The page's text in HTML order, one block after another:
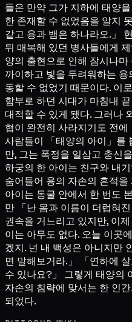
들은 만약 그가 지하에 태양
한 존재할 수 없었음을 알지
같고 용과 뱀은 하나라오.」
뒤 매복해 있던 병사들에게
양의 출현으로 인해 잠시나
까이하고 빛을 두려워하는
동할 수 없었기 때문이다. 이
함부로 하던 시대가 마침내
대적할 수 있게 됐다. 그러나
협이 완전히 사라지기도 전
사람들이 「태양의 아이」를
만, 그는 폭정을 일삼고 충신
하궁의 한 아이는 친구와 내
숨어들어 용의 자손의 흔적
아이는 동굴 안에서 한 번도
만 「난 몸과 이름이 더럽혀
권속을 거느리고 있지만, 이
이는 아무도 없다. 오늘 이곳
겠지. 넌 내 백성은 아니지만
면 말해보거라.」 「연하에
수 있나요?」 그렇게 태양의
자손의 침략에 맞서는 한 인
되었다.